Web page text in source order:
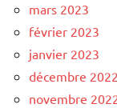
mars 2023
février 2023
janvier 2023
décembre 2022
novembre